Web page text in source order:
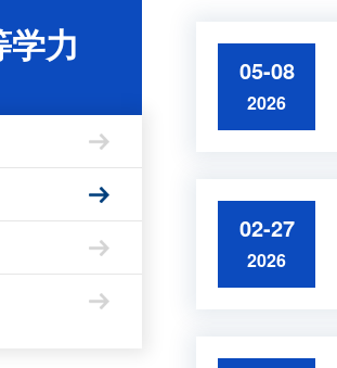
学力
05-08
2026
02-27
2026